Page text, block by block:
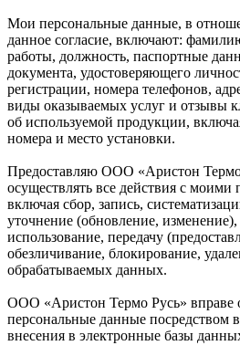
Мои персональные данные, в
данное согласие, включают:
работы, должность, паспортные
документа, удостоверяющего
регистрации, номера телефонов,
виды оказываемых услуг и отзывы
об используемой продукции,
номера и место установки.
Предоставляю ООО «Аристон
осуществлять все действия с
включая сбор, запись,
уточнение (обновление, изменение),
использование, передачу
обезличивание, блокирование,
обрабатываемых данных.
ООО «Аристон Термо Русь» вправе
персональные данные посредством
внесения в электронные базы